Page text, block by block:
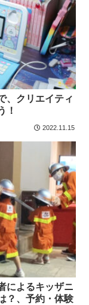
、クリエイティ
！
2022.11.15
によるキッザニ
？、予約・体験